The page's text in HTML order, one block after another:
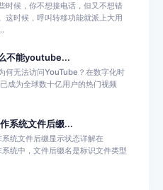
时候，你不想接电话，但又不想错
这时候，呼叫转移功能就派上大用
不能youtube...
何无法访问YouTube？在数字化时
成为全球数十亿用户的热门视频
系统文件后缀...
统文件后缀显示状态详解在
统中，文件后缀名是标识文件类型